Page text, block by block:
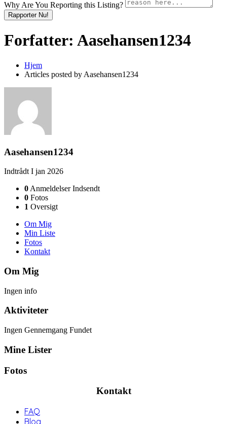
Why Are You Reporting this Listing?
Rapporter Nu!
Forfatter: Aasehansen1234
Hjem
Articles posted by Aasehansen1234
Aasehansen1234
Indtrådt I jan 2026
0 Anmeldelser Indsendt
0 Fotos
1 Oversigt
Om Mig
Min Liste
Fotos
Kontakt
Om Mig
Ingen info
Aktiviteter
Ingen Gennemgang Fundet
Mine Lister
Fotos
Kontakt
FAQ
Blog